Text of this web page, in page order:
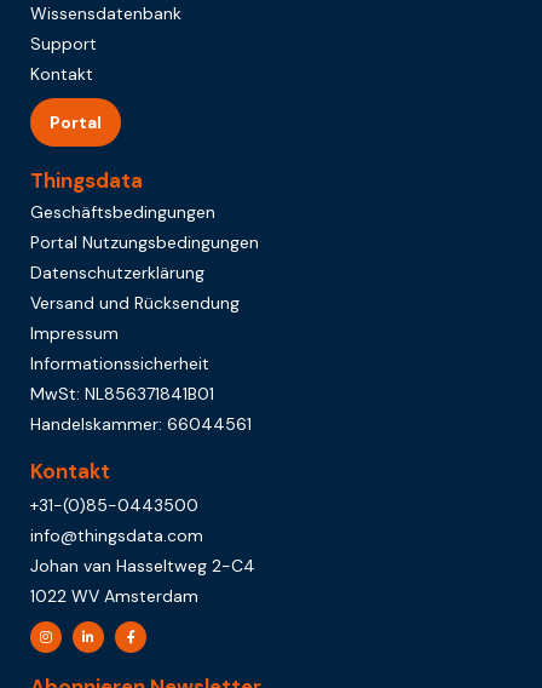
Wissensdatenbank
Support
Kontakt
Portal
Thingsdata
Geschäftsbedingungen
Portal Nutzungsbedingungen
Datenschutzerklärung
Versand und Rücksendung
Impressum
Informationssicherheit
MwSt: NL856371841B01
Handelskammer: 66044561
Kontakt
+31-(0)85-0443500
info@thingsdata.com
Johan van Hasseltweg 2-C4
1022 WV Amsterdam